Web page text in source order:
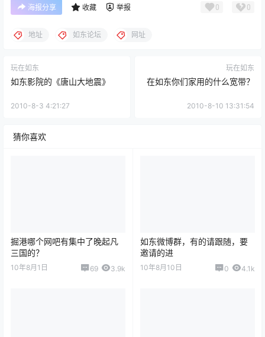
海报分享 收藏 举报 0 0
地址 如东论坛 网址
玩在如东
如东影院的《唐山大地震》
2010-8-3 4:21:27
玩在如东
在如东你们家用的什么宽带？
2010-8-10 13:31:54
猜你喜欢
掘港哪个网吧有集中了晚起凡
三国的？
10年8月1日 69 3.9k
如东微博群，有的请跟随，要
邀请的进
10年8月10日 0 4.1k